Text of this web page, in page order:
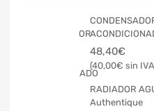
48,40€
40,00€
RADIADOR
Authentique